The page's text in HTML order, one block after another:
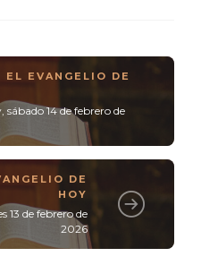
EL EVANGELIO DE
sábado 14 de febrero de
DE
HOY
13 de febrero de
2026